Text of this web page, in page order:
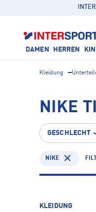
DAMEN HERREN
Kleidung
NIKE
GESCHLECHT
NIKE
KLEIDUNG